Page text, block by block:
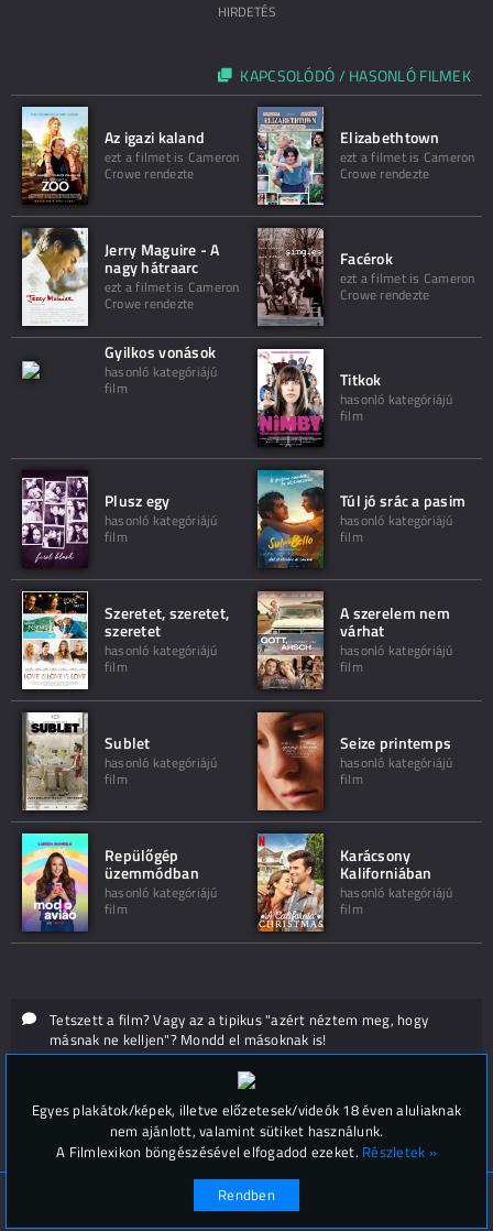
HIRDETÉS
KAPCSOLÓDÓ / HASONLÓ FILMEK
Az igazi kaland
ezt a filmet is Cameron
Crowe rendezte
Elizabethtown
ezt a filmet is Cameron
Crowe rendezte
Jerry Maguire - A
nagy hátraarc
ezt a filmet is Cameron
Crowe rendezte
Facérok
ezt a filmet is Cameron
Crowe rendezte
Gyilkos vonások
hasonló kategóriájú
film Titkok
hasonló kategóriájú
film
Plusz egy
hasonló kategóriájú
film
Túl jó srác a pasim
hasonló kategóriájú
film
Szeretet, szeretet,
szeretet
hasonló kategóriájú
film
A szerelem nem
várhat
hasonló kategóriájú
film
Sublet
hasonló kategóriájú
film
Seize printemps
hasonló kategóriájú
film
Repülőgép
üzemmódban
hasonló kategóriájú
film
Karácsony
Kaliforniában
hasonló kategóriájú
film
Tetszett a film? Vagy az a tipikus "azért néztem meg, hogy
másnak ne kelljen"? Mondd el másoknak is!
Hozzászólások (
© Filmlexikon 2019-2026
Kapcsolat, impresszum
Egyes plakátok/képek, illetve előzetesek/videók 18 éven aluliaknak
nem ajánlott, valamint sütiket használunk.
A Filmlexikon böngészésével elfogadod ezeket. Részletek »
Rendben